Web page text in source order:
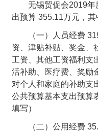
无锡贸促会2019年
出预算 355.11万元，其
（一）人员经费
资、津贴补贴、奖金、
工资、其他工资福利支
活补助、医疗费、奖励
对个人和家庭的补助支
公共预算基本支出预算
填写）
（二）公用经费